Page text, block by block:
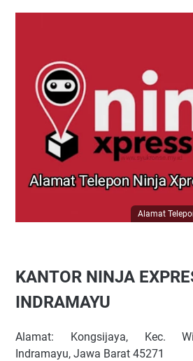
Alamat
KANTOR NINJA
INDRAMAYU
Alamat: Kongsijaya, Kec.
Indramayu, Jawa Barat 45271